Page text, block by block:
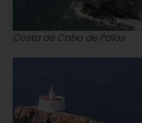
Costa de Cabo de Palos